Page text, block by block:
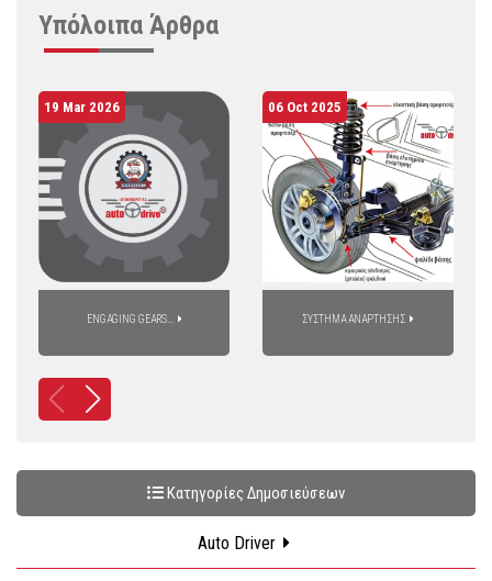
Υπόλοιπα Άρθρα
19 Mar 2026
ENGAGING GEARS...
06 Oct 2025
ΣΥΣΤΗΜΑ ΑΝΑΡΤΗΣΗΣ
Κατηγορίες Δημοσιεύσεων
Auto Driver